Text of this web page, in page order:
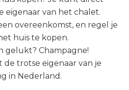
eigenaar van het chalet.
overeenkomst, en regel je
huis te kopen.
gelukt? Champagne!
de trotse eigenaar van je
in Nederland.